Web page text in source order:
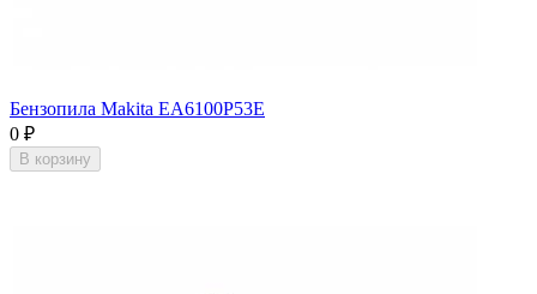
Бензопила Makita EA6100P53E
0 ₽
В корзину